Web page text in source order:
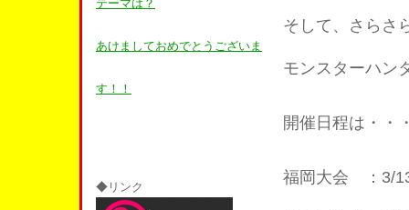
テーマは？
あけましておめでとうございま
す！！
◆リンク
そして、さらさ
モンスターハン
開催日程は・・
福岡大会 ：3/